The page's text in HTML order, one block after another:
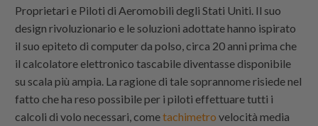
Proprietari e Piloti di Aeromobili degli Stati Uniti. Il suo
design rivoluzionario e le soluzioni adottate hanno ispirato
il suo epiteto di computer da polso, circa 20 anni prima che
il calcolatore elettronico tascabile diventasse disponibile
su scala più ampia. La ragione di tale soprannome risiede nel
fatto che ha reso possibile per i piloti effettuare tutti i
calcoli di volo necessari, cometachimetro velocità media